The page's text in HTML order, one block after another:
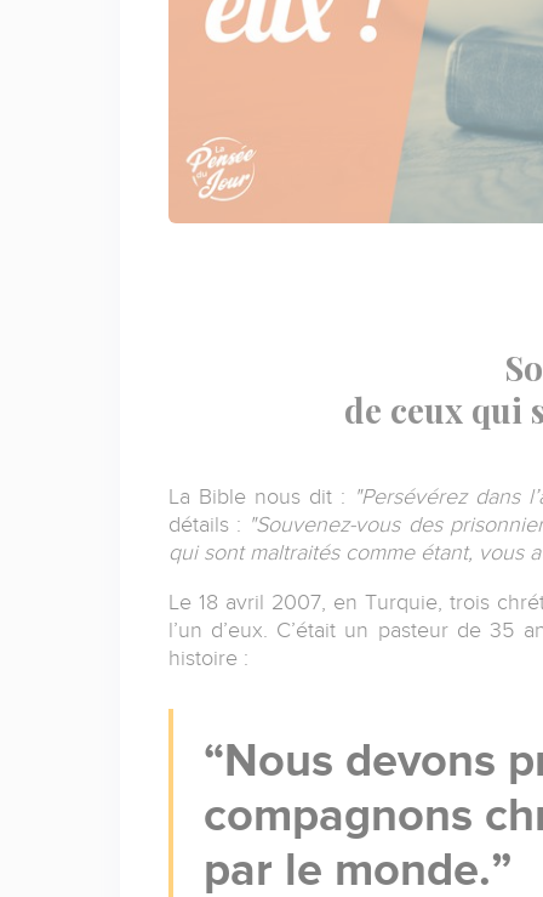
de ceux qui
La Bible nous dit : "Persévérez dans
détails : "Souvenez‐vous des
qui sont maltraités comme étant, vous
Le 18 avril 2007, en Turquie, trois
l’un d’eux. C’était un pasteur de 35
histoire :
Nous devons
compagnons
par le monde.